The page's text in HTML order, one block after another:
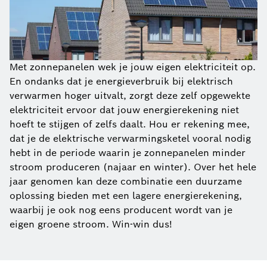
Met zonnepanelen wek je jouw eigen elektriciteit op.
En ondanks dat je energieverbruik bij elektrisch
verwarmen hoger uitvalt, zorgt deze zelf opgewekte
elektriciteit ervoor dat jouw energierekening niet
hoeft te stijgen of zelfs daalt. Hou er rekening mee,
dat je de elektrische verwarmingsketel vooral nodig
hebt in de periode waarin je zonnepanelen minder
stroom produceren (najaar en winter). Over het hele
jaar genomen kan deze combinatie een duurzame
oplossing bieden met een lagere energierekening,
waarbij je ook nog eens producent wordt van je
eigen groene stroom. Win-win dus!